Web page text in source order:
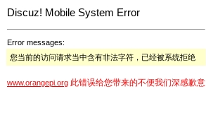
Discuz! Mobile System Error
Error messages:
您当前的访问请求当中含有非法字符，已经被系统拒绝
www.orangepi.org 此错误给您带来的不便我们深感歉意